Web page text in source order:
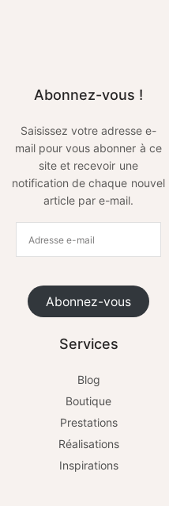
Abonnez-vous !
Saisissez votre adresse e-
mail pour vous abonner à ce
site et recevoir une
notification de chaque nouvel
article par e-mail.
Abonnez-vous
Services
Blog
Boutique
Prestations
Réalisations
Inspirations